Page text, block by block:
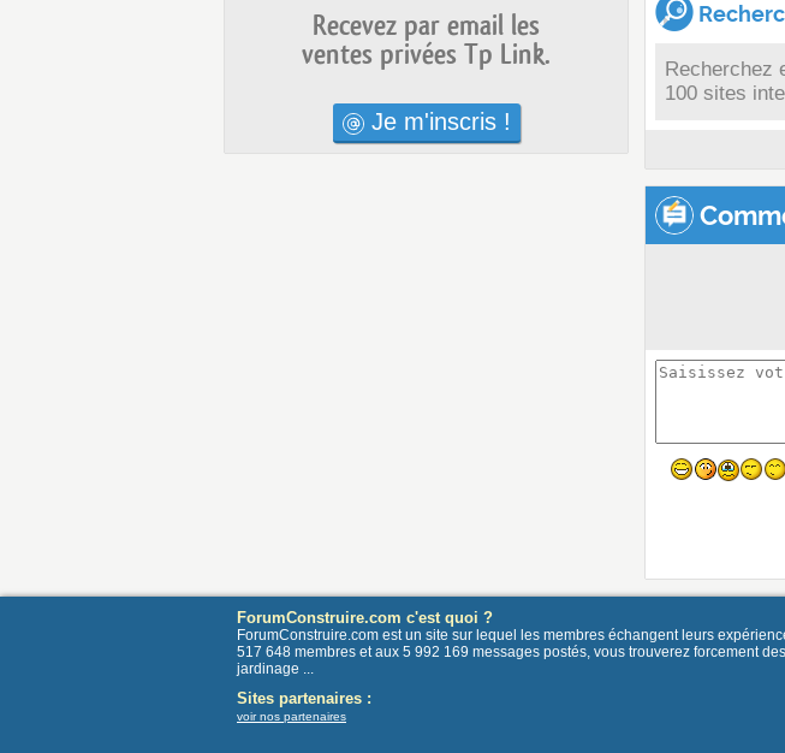
Recevez par email les
ventes privées Tp Link.
Je m'inscris !
Recherchez
100 sites
ForumConstruire.com c'est quoi ?
ForumConstruire.com est un site sur lequel les membres échangent leurs
517 648 membres et aux 5 992 169 messages postés, vous trouverez forcement
jardinage ...
Sites partenaires :
voir nos partenaires